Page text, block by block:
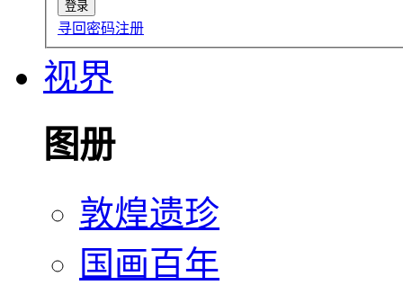
寻回密码注册
视界
图册
敦煌遗珍
国画百年